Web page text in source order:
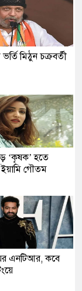
মিঠুন চক্রবর্তী
‘কৃষক’ হতে
ইয়ামি গৌতম
এনটিআর, কবে